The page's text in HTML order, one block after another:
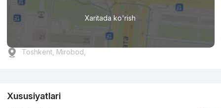
Xaritada ko'rish
Toshkent, Mirobod,
Xususiyatlari